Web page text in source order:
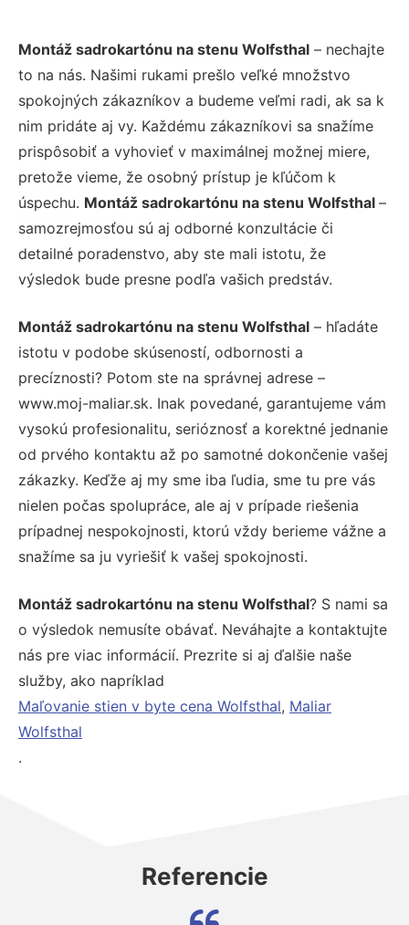
Montáž sadrokartónu na stenu Wolfsthal – nechajte
to na nás. Našimi rukami prešlo veľké množstvo
spokojných zákazníkov a budeme veľmi radi, ak sa k
nim pridáte aj vy. Každému zákazníkovi sa snažíme
prispôsobiť a vyhovieť v maximálnej možnej miere,
pretože vieme, že osobný prístup je kľúčom k
úspechu. Montáž sadrokartónu na stenu Wolfsthal –
samozrejmosťou sú aj odborné konzultácie či
detailné poradenstvo, aby ste mali istotu, že
výsledok bude presne podľa vašich predstáv.
Montáž sadrokartónu na stenu Wolfsthal – hľadáte
istotu v podobe skúseností, odbornosti a
precíznosti? Potom ste na správnej adrese –
www.moj-maliar.sk. Inak povedané, garantujeme vám
vysokú profesionalitu, serióznosť a korektné jednanie
od prvého kontaktu až po samotné dokončenie vašej
zákazky. Keďže aj my sme iba ľudia, sme tu pre vás
nielen počas spolupráce, ale aj v prípade riešenia
prípadnej nespokojnosti, ktorú vždy berieme vážne a
snažíme sa ju vyriešiť k vašej spokojnosti.
Montáž sadrokartónu na stenu Wolfsthal? S nami sa
o výsledok nemusíte obávať. Neváhajte a kontaktujte
nás pre viac informácií. Prezrite si aj ďalšie naše
služby, ako napríklad
Maľovanie stien v byte cena Wolfsthal, Maliar
Wolfsthal
.
Referencie